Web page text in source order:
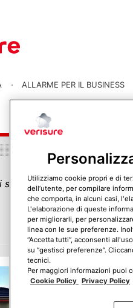
ALLARME PER IL BUSINESS
sensori perimetrali?
Utilizziamo cookie propri e di
dell’utente, per compilare
che comporta, in alcuni casi,
L'elaborazione di queste
per migliorarli, per
linea con le sue preferenze.
“Accetta tutti”, acconsenti
su “gestisci preferenze”.
tecnici.
Per maggiori informazioni puoi
Cookie Policy Privacy Policy